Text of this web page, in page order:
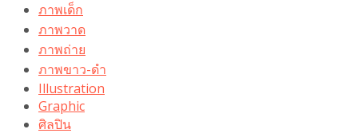
ภาพเด็ก
ภาพวาด
ภาพถ่าย
ภาพขาว-ดำ
Illustration
Graphic
ศิลปิน